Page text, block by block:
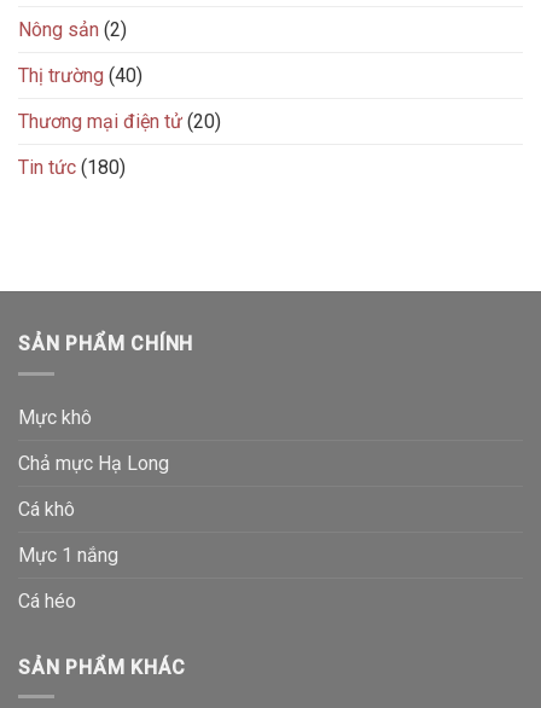
Nông sản (2)
Thị trường (40)
Thương mại điện tử (20)
Tin tức (180)
SẢN PHẨM CHÍNH
Mực khô
Chả mực Hạ Long
Cá khô
Mực 1 nắng
Cá héo
SẢN PHẨM KHÁC